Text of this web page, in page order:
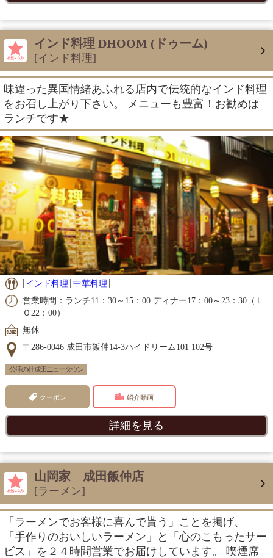
インド料理 DHOOM (ドゥーム)
[インド料理]
味違った異国情緒あふれる店内で伝統的なインド料理
をお召し上がり下さい。 メニューも豊富！お勧めは
ランチです★
インド料理 中華料理
営業時間：ランチ11：30～15：00 ディナー17：00～23：30（Ｌ.
Ｏ22：00）
無休
〒286-0046 成田市飯仲14-3ハイドリーム101 102号
公津の杜 成田ニュータウン
クーポン 紹介動画
詳細を見る
山岡家 成田飯仲店
[ラーメン]
「ラーメンでお客様に喜んで貰う」ことを掲げ、
「手作りのおいしいラーメン」と「心のこもったサー
ビス」を２４時間営業でお届けしています。 喫煙席